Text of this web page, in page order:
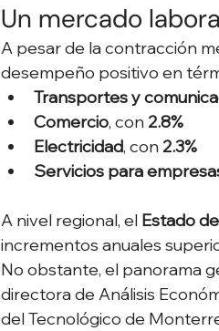
Un mercado
A pesar de la contracción
desempeño positivo en
Transportes y
Comercio, con 2.8%
Electricidad, con 2.3%
Servicios para
A nivel regional, el Estado
incrementos anuales
No obstante, el panorama
directora de Análisis
del Tecnológico de